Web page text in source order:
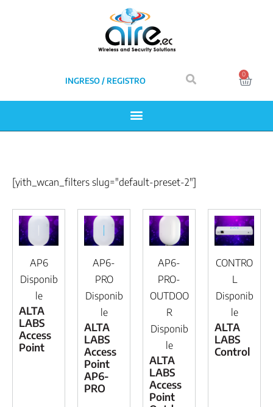
INGRESO / REGISTRO
0
[yith_wcan_filters slug="default-preset-2"]
AP6
Disponib
le
ALTA
LABS
Access
Point
AP6-
PRO
Disponib
le
ALTA
LABS
Access
Point
AP6-
PRO
AP6-
PRO-
OUTDOO
R
Disponib
le
ALTA
LABS
Access
Point
CONTRO
L
Disponib
le
ALTA
LABS
Control